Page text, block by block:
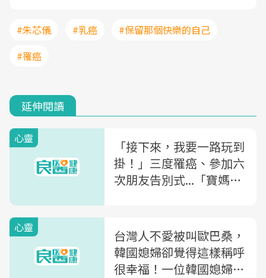
#朱芯儀 #乳癌
#保留那個快樂的自己
#罹癌
延伸閱讀
心靈
「接下來，我要一路玩到
掛！」三度罹癌、參加六
次朋友告別式...「寶媽」
的！
心靈
台灣人不愛被叫歐巴桑，
韓國媳婦卻覺得這樣稱呼
很幸福！一位韓國媳婦的